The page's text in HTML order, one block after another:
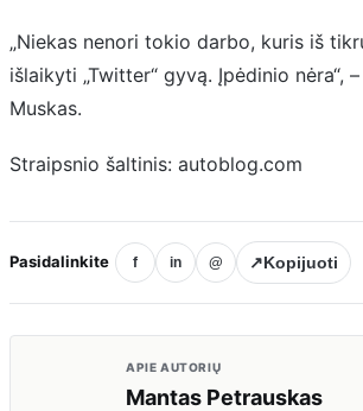
„Niekas nenori tokio darbo, kuris iš
išlaikyti „Twitter“ gyvą. Įpėdinio nėra“,
Muskas.
Straipsnio šaltinis: autoblog.com
Pasidalinkite f in @ ↗Kopijuoti
APIE AUTORIŲ
Mantas Petrauskas